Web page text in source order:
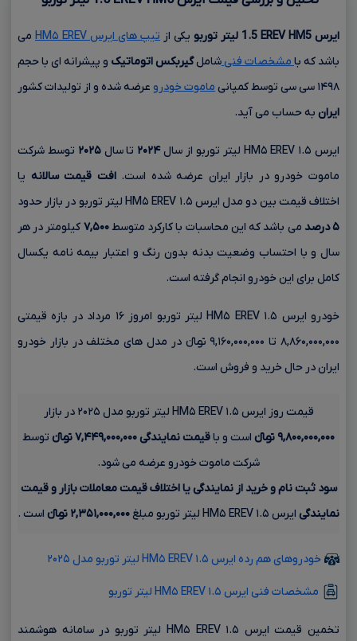
ایرس HM5
EREV
1.5 لیتر توربو یکی از تیپ های ایرس HM۵ EREV
می
باشد که با مشخصات فنیشاملگیربکس اتوماتیک و پیشرانه ای با حجم
۱۴۹۸ سی سی
توسط کمپانی ماموت خودرو عرضه شده و از تولیدات کشور
ایران به حساب می آید.
ایرس HM۵ EREV ۱.۵ لیتر توربو از سال ۲۰۲۴ تا سال۲۰۲۵ توسط شرکت
ماموت خودرو در بازار ایران عرضه شده است.افت قیمت سالانه یا
اختلاف قیمت بین دو مدل ایرس HM۵ EREV ۱.۵ لیتر توربو در بازار حدود
۵ درصد
می باشد که این محاسبات با کارکرد متوسط۷,۵۰۰ کیلومتر در هر
سال و با احتساب وضعیت بدنه بدون رنگ و اعتبار بیمه نامه یکسال
کامل برای این خودرو انجام گرفته است.
خودرو ایرس HM۵ EREV ۱.۵ لیتر توربو امروز ۱۶ مرداد در بازه قیمتی
۸,۸۶۰,۰۰۰,۰۰۰ تا ۹,۱۶۰,۰۰۰,۰۰۰ تومانءءء در مدل های مختلف در بازار خودرو
ایران در حال خرید و فروش است.
قیمت روز ایرس HM۵ EREV ۱.۵ لیتر توربو مدل ۲۰۲۵ در بازار
۹,۸۰۰,۰۰۰,۰۰۰ تومانءءء
است و باقیمت نمایندگی۷,۴۴۹,۰۰۰,۰۰۰ تومانءءء
توسط
شرکت ماموت خودرو عرضه می شود.
سود ثبت نام و خرید از نمایندگی یا اختلاف قیمت معاملات بازار و قیمت
نمایندگی ایرس HM۵ EREV ۱.۵ لیتر توربو مبلغ ۲,۳۵۱,۰۰۰,۰۰۰ تومانءءء است .
خودروهای هم رده ایرس HM۵ EREV ۱.۵ لیتر توربو مدل ۲۰۲۵
مشخصات فنی ایرس HM۵ EREV ۱.۵ لیتر توربو
تخمین قیمت ایرس HM۵ EREV ۱.۵ لیتر توربو در سامانه هوشمند